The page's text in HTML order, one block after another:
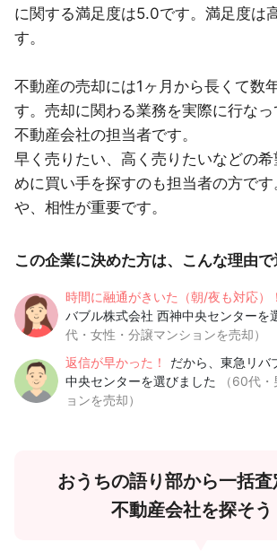
に関する満足度は5.0です。満足度は
す。
不動産の売却には1ヶ月から長くて数
す。売却に関わる業務を実際に行なっ
不動産会社の担当者です。
早く売りたい、高く売りたいなどの
めに買い手を探すのも担当者の方で
や、相性が重要です。
この企業に決めた方は、こんな理由で
時間に融通がきいた（朝/夜も対応）！
バブル株式会社 西神中央センターを
代・女性・分譲マンションを売却）
返信が早かった！
だから、東急リバ
中央センターを選びました
（60代
ョンを売却）
おうちの語り部から一括査
不動産会社を探そう